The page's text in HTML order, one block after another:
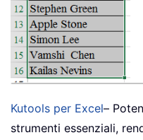
Kutools per Excel–
strumenti essenziali,